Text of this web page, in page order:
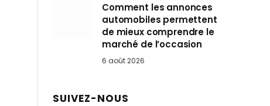
Comment les annonces
automobiles permettent
de mieux comprendre le
marché de l’occasion
6 août 2026
SUIVEZ-NOUS